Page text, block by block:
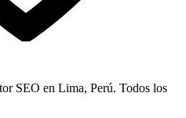
SEO en Lima, Perú. Todos los